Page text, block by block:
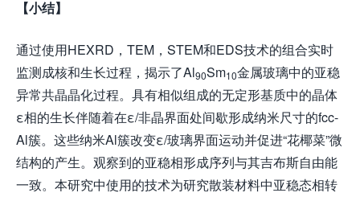
【小结】
通过使用HEXRD，TEM，STEM和EDS技术的组合实时
监测成核和生长过程，揭示了Al90Sm10金属玻璃中的亚稳
异常共晶晶化过程。具有相似组成的无定形基质中的晶体
ε相的生长伴随着在ε/非晶界面处间歇形成纳米尺寸的fcc-
Al簇。这些纳米Al簇改变ε/玻璃界面运动并促进“花椰菜”微
结构的产生。观察到的亚稳相形成序列与其吉布斯自由能
一致。本研究中使用的技术为研究散装材料中亚稳态相转